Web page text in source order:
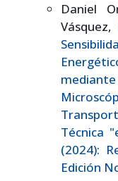
Daniel
Vásquez,
Técnica
(2024):
Edición